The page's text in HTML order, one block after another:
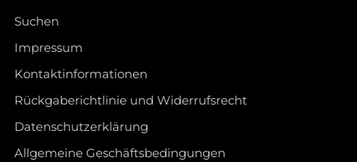
Suchen
Impressum
Kontaktinformationen
Rückgaberichtlinie und Widerrufsrecht
Datenschutzerklärung
Allgemeine Geschäftsbedingungen